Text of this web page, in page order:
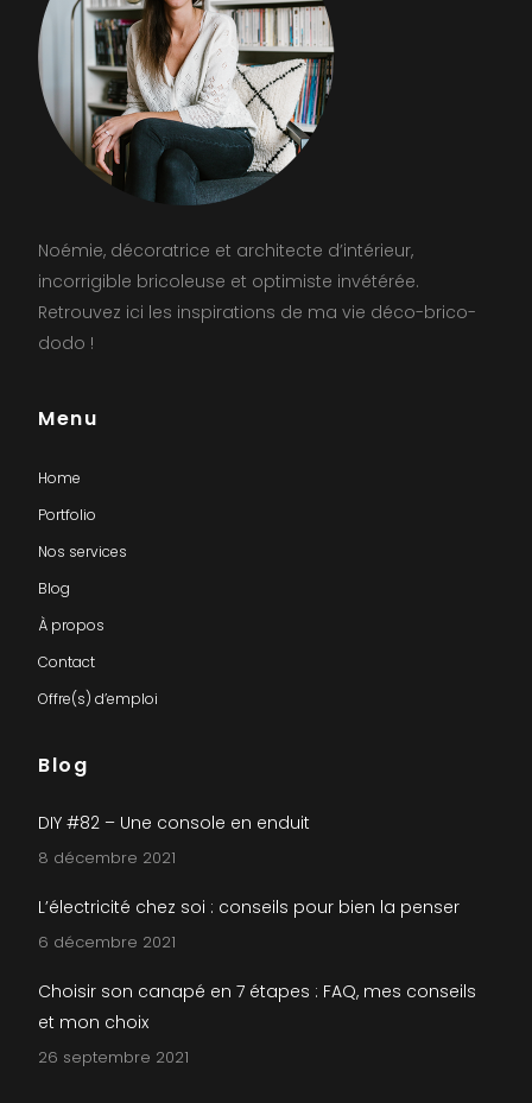
Noémie, décoratrice et architecte d’intérieur,
incorrigible bricoleuse et optimiste invétérée.
Retrouvez ici les inspirations de ma vie déco-brico-
dodo !
Menu
Home
Portfolio
Nos services
Blog
À propos
Contact
Offre(s) d’emploi
Blog
DIY #82 – Une console en enduit
8 décembre 2021
L’électricité chez soi : conseils pour bien la penser
6 décembre 2021
Choisir son canapé en 7 étapes : FAQ, mes conseils
et mon choix
26 septembre 2021